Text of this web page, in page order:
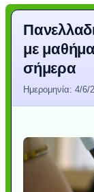
με
σήμερα
Ημερομηνία: 4/6/